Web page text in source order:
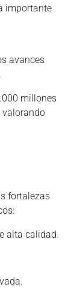
importante
avances
millones
valorando
fortalezas
alta calidad.